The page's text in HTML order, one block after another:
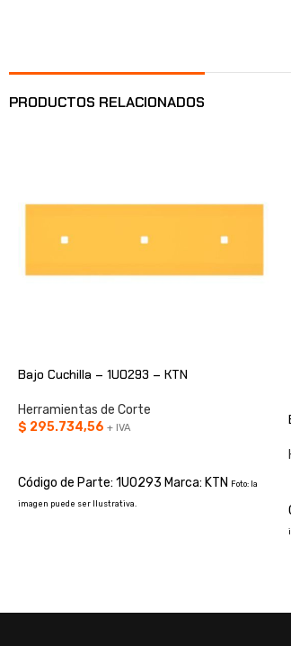
PRODUCTOS RELACIONADOS
Bajo Cuchilla – 1U0293 – KTN
Herramientas de Corte
$ 295.734,56 + IVA
Código de Parte: 1U0293 Marca: KTN
Foto: la
imagen puede ser Ilustrativa.